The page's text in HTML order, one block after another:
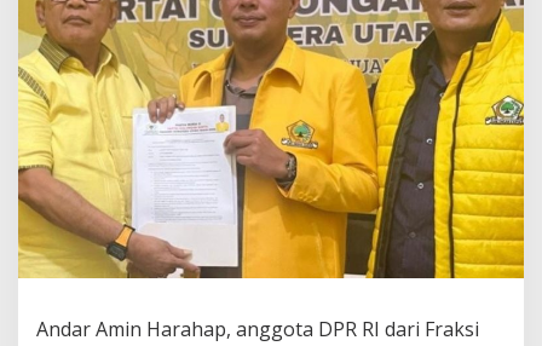
Andar Amin Harahap, anggota DPR RI dari Fraksi